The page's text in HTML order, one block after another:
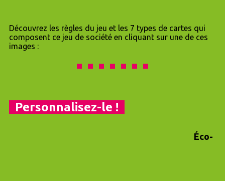
Découvrez les règles du jeu et les 7 types de cartes qui
composent ce jeu de société en cliquant sur une de ces
images :
Personnalisez-le !
Éco-